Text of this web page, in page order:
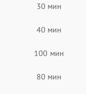
30 мин
40 мин
100 мин
80 мин